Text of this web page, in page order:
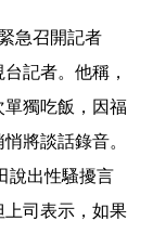
急召開記者
記者。他稱，
獨吃飯，因福
將談話錄音。
說出性騷擾言
司表示，如果